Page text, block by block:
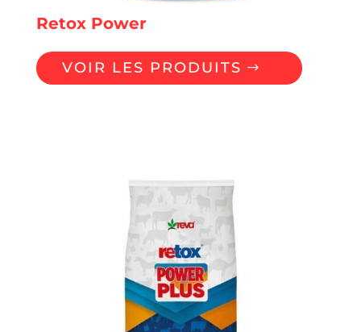
Retox Power
VOIR LES PRODUITS